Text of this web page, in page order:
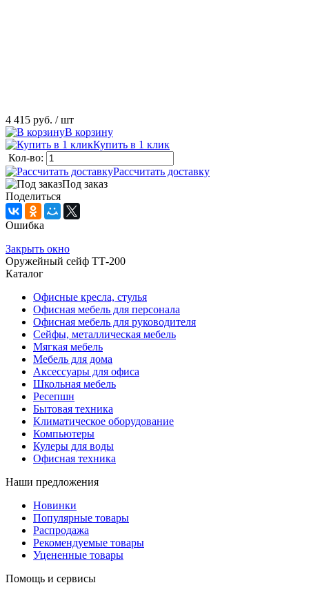
4 415 руб. / шт
В корзину
Купить в 1 клик
Кол-во:
Рассчитать доставку
Под заказ
Поделиться
Ошибка
Закрыть окно
Оружейный сейф ТТ-200
Каталог
Офисные кресла, стулья
Офисная мебель для персонала
Офисная мебель для руководителя
Сейфы, металлическая мебель
Мягкая мебель
Мебель для дома
Аксессуары для офиса
Школьная мебель
Ресепшн
Бытовая техника
Климатическое оборудование
Компьютеры
Кулеры для воды
Офисная техника
Наши предложения
Новинки
Популярные товары
Распродажа
Рекомендуемые товары
Уцененные товары
Помощь и сервисы